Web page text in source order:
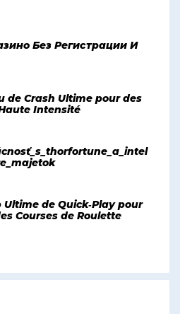
Без Регистрации И
de Crash Ultime pour des
Intensité
Ultime de Quick‑Play pour
Courses de Roulette